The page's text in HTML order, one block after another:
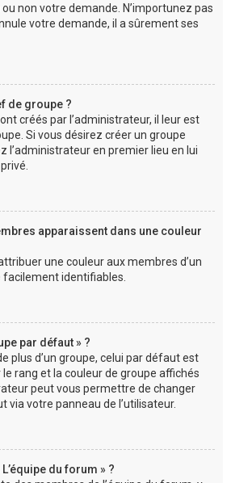
non votre demande. N’importunez pas
votre demande, il a sûrement ses
de groupe ?
créés par l’administrateur, il leur est
Si vous désirez créer un groupe
l’administrateur en premier lieu en lui
apparaissent dans une couleur
une couleur aux membres d’un
identifiables.
par défaut » ?
plus d’un groupe, celui par défaut est
rang et la couleur de groupe affichés
peut vous permettre de changer
via votre panneau de l’utilisateur.
du forum » ?